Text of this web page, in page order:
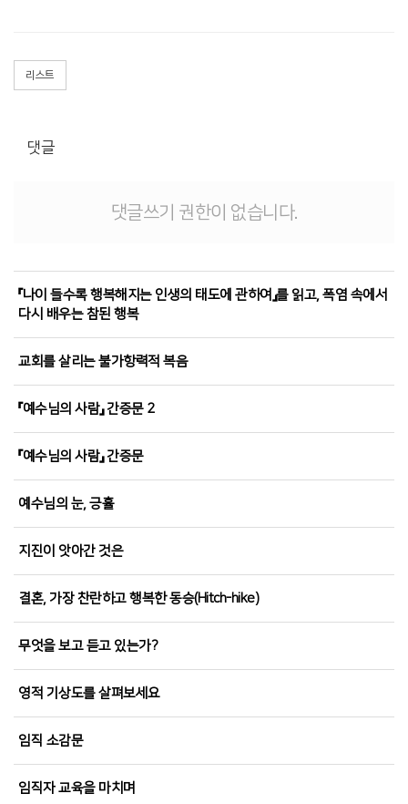
리스트
댓글
댓글쓰기 권한이 없습니다.
『나이 들수록 행복해지는 인생의 태도에 관하여』를 읽고, 폭염 속에서
다시 배우는 참된 행복
교회를 살리는 불가항력적 복음
『예수님의 사람』 간증문 2
『예수님의 사람』 간증문
예수님의 눈, 긍휼
지진이 앗아간 것은
결혼, 가장 찬란하고 행복한 동승(Hitch-hike)
무엇을 보고 듣고 있는가?
영적 기상도를 살펴보세요
임직 소감문
임직자 교육을 마치며